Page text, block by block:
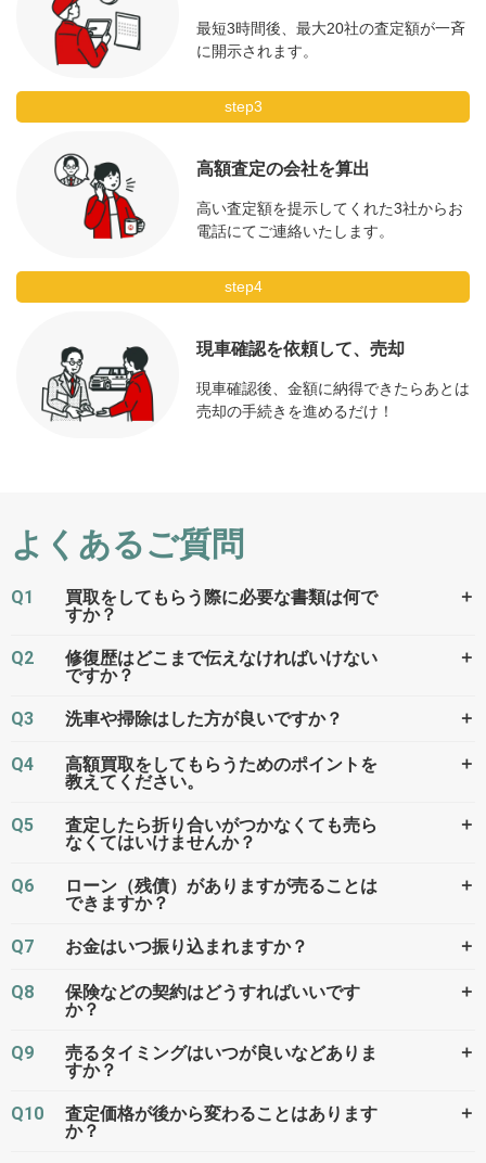
最短3時間後、最大20社の査定額が一斉
に開示されます。
step3
高額査定の会社を算出
高い査定額を提示してくれた3社からお
電話にてご連絡いたします。
step4
現車確認を依頼して、売却
現車確認後、金額に納得できたらあとは
売却の手続きを進めるだけ！
よくあるご質問
Q1
買取をしてもらう際に必要な書類は何で
すか？
＋
Q2
修復歴はどこまで伝えなければいけない
ですか？
＋
Q3 洗車や掃除はした方が良いですか？ ＋
Q4
高額買取をしてもらうためのポイントを
教えてください。
＋
Q5
査定したら折り合いがつかなくても売ら
なくてはいけませんか？
＋
Q6
ローン（残債）がありますが売ることは
できますか？
＋
Q7 お金はいつ振り込まれますか？ ＋
Q8
保険などの契約はどうすればいいです
か？
＋
Q9
売るタイミングはいつが良いなどありま
すか？
＋
Q10
査定価格が後から変わることはあります
か？
＋